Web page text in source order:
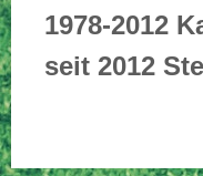
1978-2012
seit 2012